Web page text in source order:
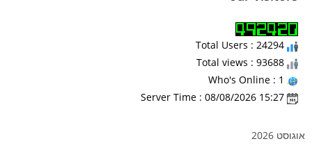
אוגוסט 2026